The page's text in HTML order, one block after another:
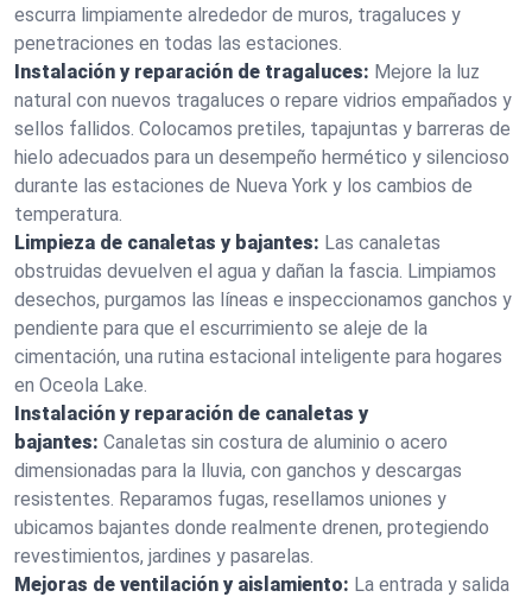
escurra limpiamente alrededor de muros, tragaluces y
penetraciones en todas las estaciones.
Instalación y reparación de tragaluces: Mejore la luz
natural con nuevos tragaluces o repare vidrios empañados y
sellos fallidos. Colocamos pretiles, tapajuntas y barreras de
hielo adecuados para un desempeño hermético y silencioso
durante las estaciones de Nueva York y los cambios de
temperatura.
Limpieza de canaletas y bajantes: Las canaletas
obstruidas devuelven el agua y dañan la fascia. Limpiamos
desechos, purgamos las líneas e inspeccionamos ganchos y
pendiente para que el escurrimiento se aleje de la
cimentación, una rutina estacional inteligente para hogares
en Oceola Lake.
Instalación y reparación de canaletas y
bajantes: Canaletas sin costura de aluminio o acero
dimensionadas para la lluvia, con ganchos y descargas
resistentes. Reparamos fugas, resellamos uniones y
ubicamos bajantes donde realmente drenen, protegiendo
revestimientos, jardines y pasarelas.
Mejoras de ventilación y aislamiento: La entrada y salida